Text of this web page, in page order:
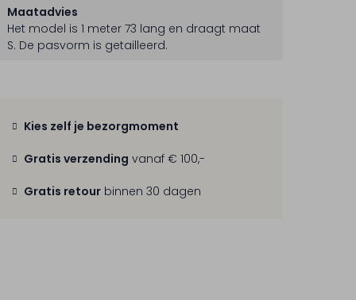
Maatadvies
Het model is 1 meter 73 lang en draagt maat
S. De pasvorm is getailleerd.
Kies zelf je bezorgmoment
Gratis verzending vanaf € 100,-
Gratis retour binnen 30 dagen